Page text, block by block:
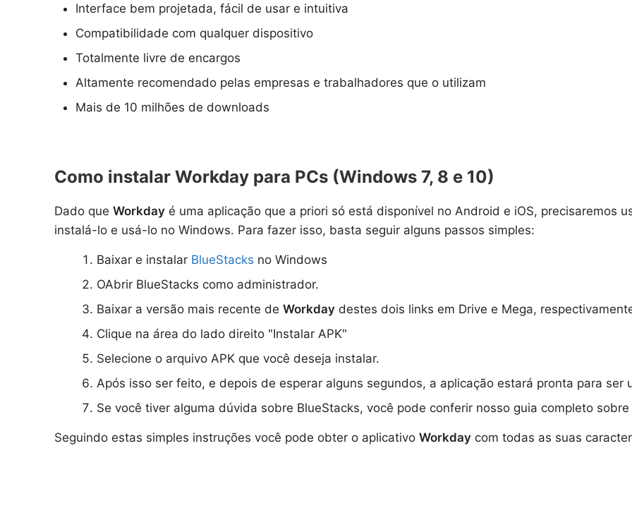
Interface bem projetada, fácil de usar e intuitiva
Compatibilidade com qualquer dispositivo
Totalmente livre de encargos
Altamente recomendado pelas empresas e trabalhadores que o utilizam
Mais de 10 milhões de downloads
Como instalar Workday para PCs (Windows 7, 8 e 10)
Dado que Workday é uma aplicação que a priori só está disponível no Android e iOS, precisaremos
instalá-lo e usá-lo no Windows. Para fazer isso, basta seguir alguns passos simples:
Baixar e instalar BlueStacks no Windows
OAbrir BlueStacks como administrador.
Baixar a versão mais recente de Workday destes dois links em Drive e Mega,
Clique na área do lado direito "Instalar APK"
Selecione o arquivo APK que você deseja instalar.
Após isso ser feito, e depois de esperar alguns segundos, a aplicação estará pronta para ser
Se você tiver alguma dúvida sobre BlueStacks, você pode conferir nosso guia completo
Seguindo estas simples instruções você pode obter o aplicativo Workday com todas as suas